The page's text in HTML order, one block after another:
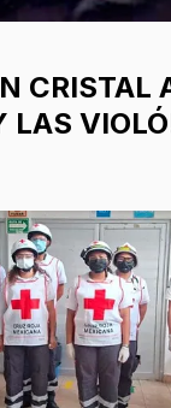
CRISTAL
LAS